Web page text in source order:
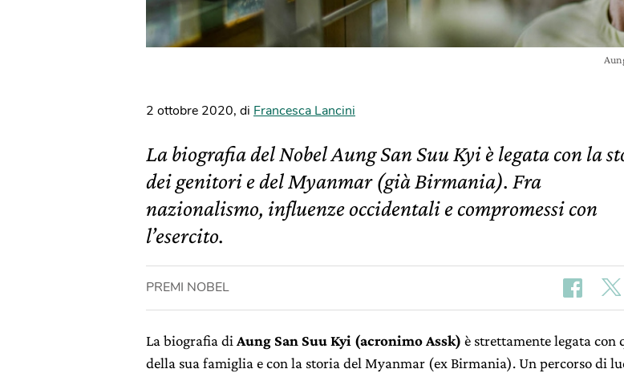
2 ottobre 2020, di Francesca Lancini
La biografia del Nobel Aung San Suu Kyi è legata con la
dei genitori e del Myanmar (già Birmania). Fra
nazionalismo, influenze occidentali e compromessi con
l’esercito.
PREMI NOBEL
La biografia di Aung San Suu Kyi (acronimo Assk) è strettamente legata con
della sua famiglia e con la storia del Myanmar (ex Birmania). Un percorso di